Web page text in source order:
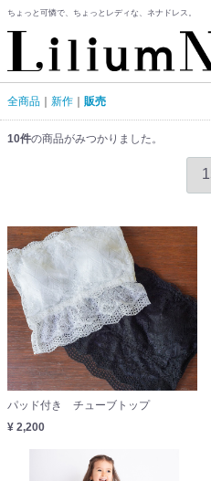
ちょっと可憐で、ちょっとレディな、ネナドレス。
全商品 新作 販売
10件の商品がみつかりました。
パッド付き チューブトップ
¥ 2,200